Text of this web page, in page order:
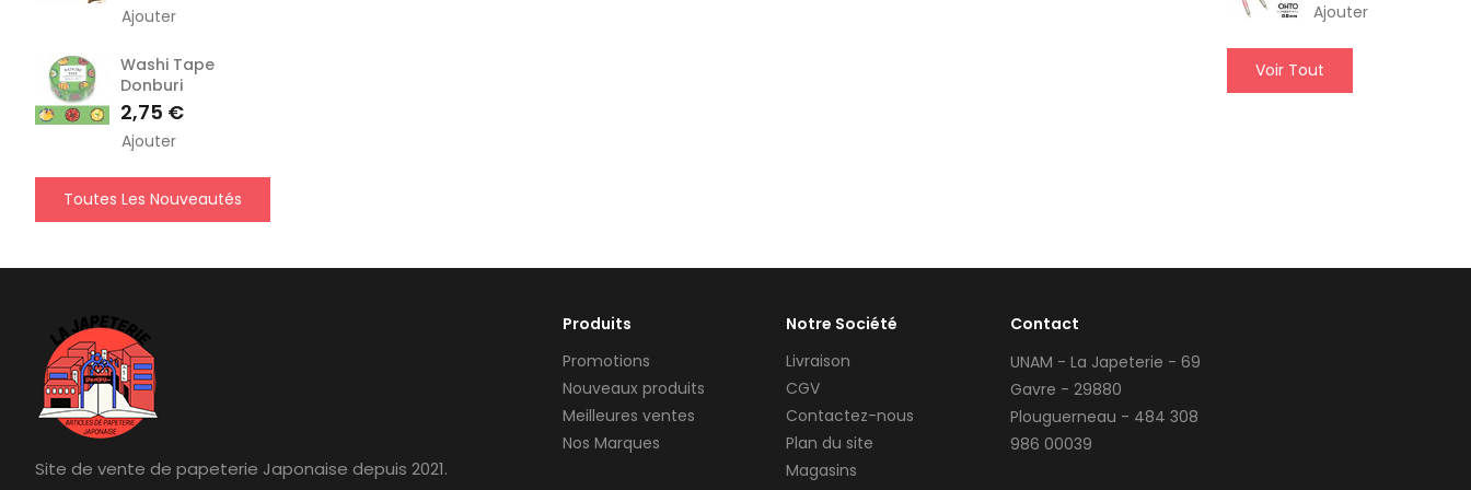
Ajouter
Washi Tape
Donburi
Prix
2,75 €
Ajouter
Toutes Les Nouveautés
Ajouter
Voir Tout
Site de vente de papeterie Japonaise depuis 2021.
Produits
Promotions
Nouveaux produits
Meilleures ventes
Nos Marques
Notre Société
Livraison
CGV
Contactez-nous
Plan du site
Magasins
Contact
UNAM - La Japeterie - 69
Gavre - 29880
Plouguerneau - 484 308
986 00039